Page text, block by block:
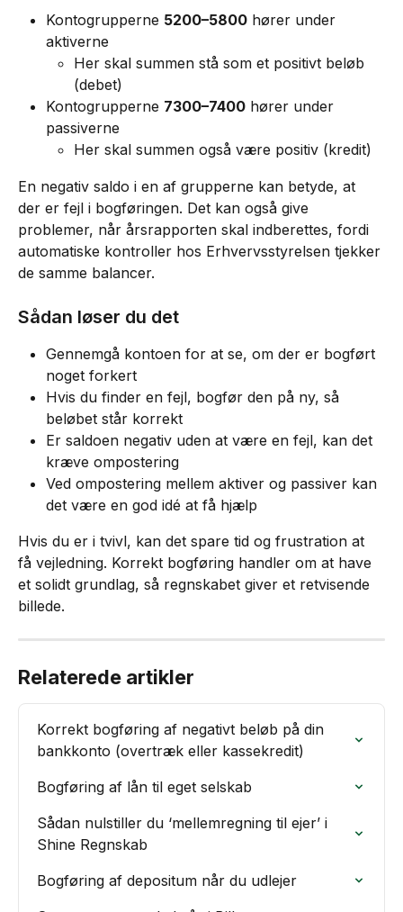
Kontogrupperne 5200–5800 hører under
aktiverne
Her skal summen stå som et positivt beløb
(debet)
Kontogrupperne 7300–7400 hører under
passiverne
Her skal summen også være positiv (kredit)
En negativ saldo i en af grupperne kan betyde, at
der er fejl i bogføringen. Det kan også give
problemer, når årsrapporten skal indberettes, fordi
automatiske kontroller hos Erhvervsstyrelsen tjekker
de samme balancer.
Sådan løser du det
Gennemgå kontoen for at se, om der er bogført
noget forkert
Hvis du finder en fejl, bogfør den på ny, så
beløbet står korrekt
Er saldoen negativ uden at være en fejl, kan det
kræve ompostering
Ved ompostering mellem aktiver og passiver kan
det være en god idé at få hjælp
Hvis du er i tvivl, kan det spare tid og frustration at
få vejledning. Korrekt bogføring handler om at have
et solidt grundlag, så regnskabet giver et retvisende
billede.
Relaterede artikler
Korrekt bogføring af negativt beløb på din
bankkonto (overtræk eller kassekredit)
Bogføring af lån til eget selskab
Sådan nulstiller du ‘mellemregning til ejer’ i
Shine Regnskab
Bogføring af depositum når du udlejer